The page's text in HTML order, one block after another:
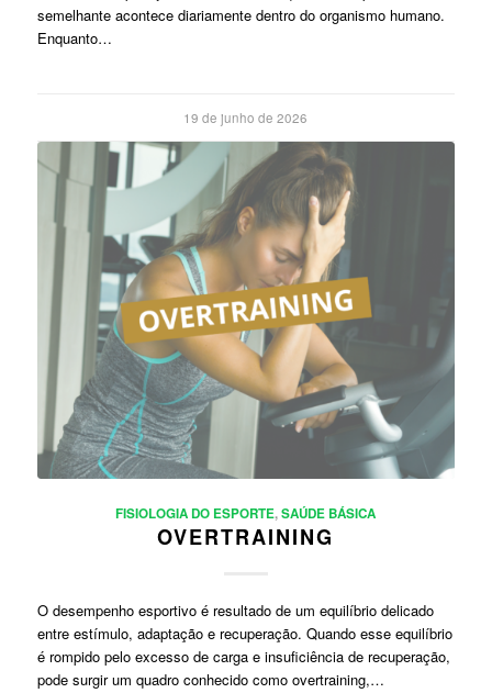
semelhante acontece diariamente dentro do organismo humano.
Enquanto…
19 de junho de 2026
FISIOLOGIA DO ESPORTE,SAÚDE BÁSICA
OVERTRAINING
O desempenho esportivo é resultado de um equilíbrio delicado
entre estímulo, adaptação e recuperação. Quando esse equilíbrio
é rompido pelo excesso de carga e insuficiência de recuperação,
pode surgir um quadro conhecido como overtraining,…